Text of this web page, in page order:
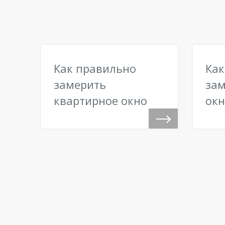
Как правильно
замерить
квартирное окно